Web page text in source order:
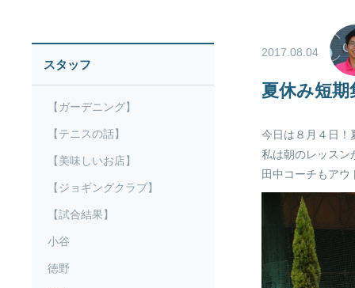
2017.08.04
夏休み短
今日は８月４日！
私は朝のレッスン
田中コーチもア
スタッフ
【ガーデニング】
【テニスの話】
【美味しいお店】
【ジョギングクラブ】
【試合結果】
小谷
徳野